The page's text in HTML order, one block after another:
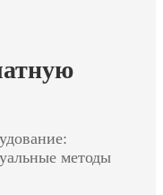
методы